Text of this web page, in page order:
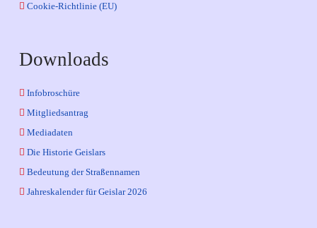
Cookie-Richtlinie (EU)
Downloads
Infobroschüre
Mitgliedsantrag
Mediadaten
Die Historie Geislars
Bedeutung der Straßennamen
Jahreskalender für Geislar 2026